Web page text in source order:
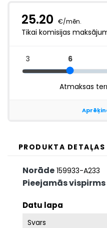
PRODUKTA DETAĻAS
Norāde 159933-A233
Pieejamās vispirms
Datu lapa
Svars